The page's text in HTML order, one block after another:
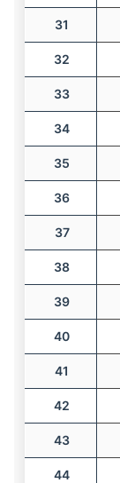
31
32
33
34
35
36
37
38
39
40
41
42
43
44